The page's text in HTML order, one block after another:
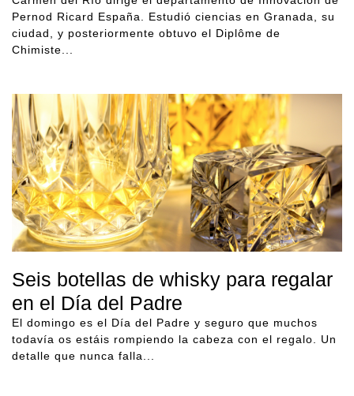
Pernod Ricard España. Estudió ciencias en Granada, su
ciudad, y posteriormente obtuvo el Diplôme de
Chimiste...
Seis botellas de whisky para regalar
en el Día del Padre
El domingo es el Día del Padre y seguro que muchos
todavía os estáis rompiendo la cabeza con el regalo. Un
detalle que nunca falla...